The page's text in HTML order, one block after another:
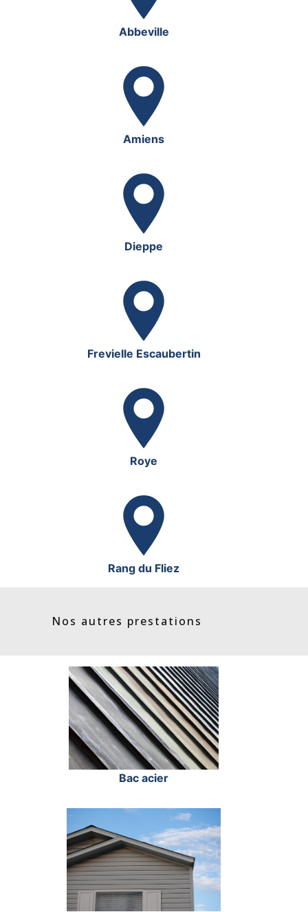
Abbeville
Amiens
Dieppe
Frevielle Escaubertin
Roye
Rang du Fliez
Nos autres prestations
Bac acier